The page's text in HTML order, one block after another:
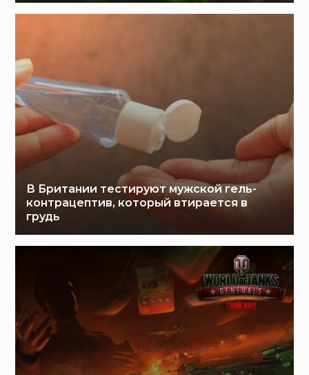
В Британии тестируют мужской гель-
контрацептив, который втирается в
грудь